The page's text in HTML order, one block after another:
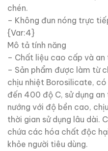
chén.
– Không đun nóng trực
{Var:4}
Mô tả tính năng
– Chất liệu cao cấp và an
– Sản phẩm được làm từ
chịu nhiệt Borosilicate,
đến 400 độ C, sử dụng
nướng với độ bền cao,
thời gian sử dụng lâu dài.
chứa các hóa chất độc
khỏe người tiêu dùng.